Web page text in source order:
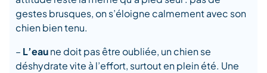
gestes brusques, on s’éloigne calmement avec son
chien bien tenu.
– L’eaune doit pas être oubliée, un chien se
déshydrate vite à l’effort, surtout en plein été. Une